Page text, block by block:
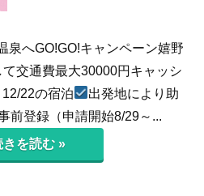
泉へGO!GO!キャンペーン嬉野
交通費最大30000円キャッシ
22の宿泊
出発地により助
前登録（申請開始8/29～...
きを読む »